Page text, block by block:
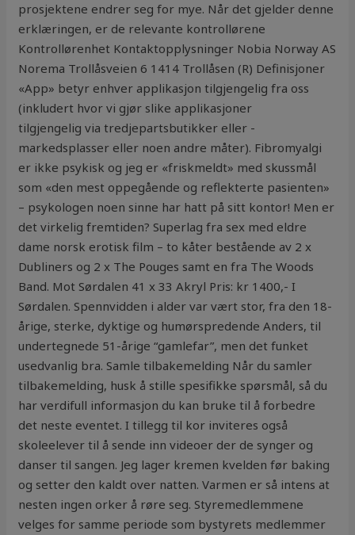
prosjektene endrer seg for mye. Når det gjelder denne
erklæringen, er de relevante kontrollørene
Kontrollørenhet Kontaktopplysninger Nobia Norway AS
Norema Trollåsveien 6 1414 Trollåsen (R) Definisjoner
«App» betyr enhver applikasjon tilgjengelig fra oss
(inkludert hvor vi gjør slike applikasjoner
tilgjengelig via tredjepartsbutikker eller -
markedsplasser eller noen andre måter). Fibromyalgi
er ikke psykisk og jeg er «friskmeldt» med skussmål
som «den mest oppegående og reflekterte pasienten»
– psykologen noen sinne har hatt på sitt kontor! Men er
det virkelig fremtiden? Superlag fra sex med eldre
dame norsk erotisk film – to kåter bestående av 2 x
Dubliners og 2 x The Pouges samt en fra The Woods
Band. Mot Sørdalen 41 x 33 Akryl Pris: kr 1400,- I
Sørdalen. Spennvidden i alder var vært stor, fra den 18-
årige, sterke, dyktige og humørspredende Anders, til
undertegnede 51-årige “gamlefar”, men det funket
usedvanlig bra. Samle tilbakemelding Når du samler
tilbakemelding, husk å stille spesifikke spørsmål, så du
har verdifull informasjon du kan bruke til å forbedre
det neste eventet. I tillegg til kor inviteres også
skoleelever til å sende inn videoer der de synger og
danser til sangen. Jeg lager kremen kvelden før baking
og setter den kaldt over natten. Varmen er så intens at
nesten ingen orker å røre seg. Styremedlemmene
velges for samme periode som bystyrets medlemmer